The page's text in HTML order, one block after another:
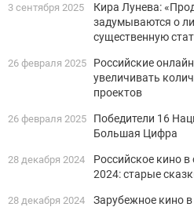
3 сентября 2025
Кира Лунева:
задумываются о
существенную
26 февраля 2025
Российские
увеличивать
проектов
26 февраля 2025
Победители 16
Большая Цифра
28 декабря 2024
Российское кино в
2024: старые
28 декабря 2024
Зарубежное кино